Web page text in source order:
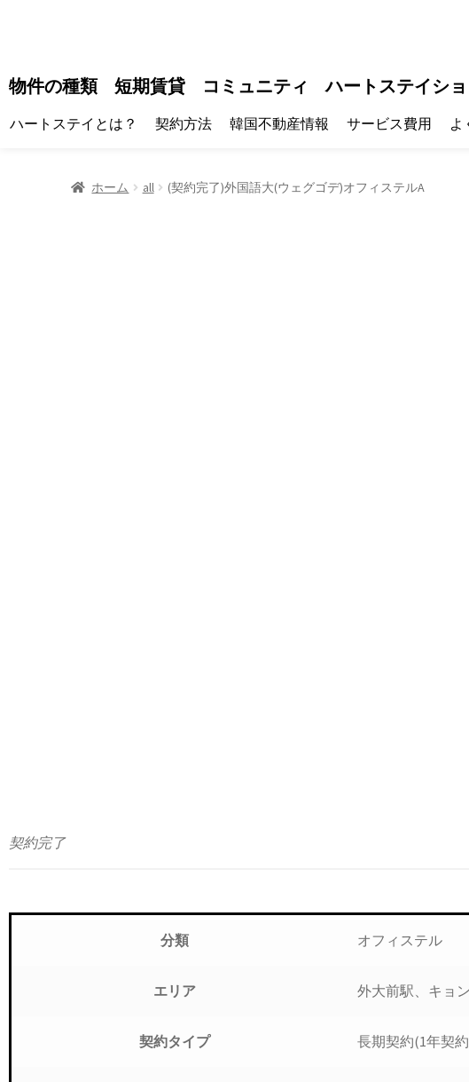
物件の種類 短期賃貸 コミュニティ ハートステイシ
ハートステイとは？ 契約方法 韓国不動産情報 サービス費用 よ
ホーム all (契約完了)外国語大(ウェグゴデ)オフィステルA
契約完了
分類 オフィステル
エリア 外大前駅、キョ
契約タイプ 長期契約(1年契